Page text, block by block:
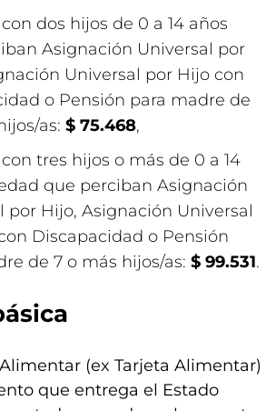
dos hijos de 0 a 14 años
Asignación Universal por
Universal por Hijo con
o Pensión para madre de
as: $ 75.468,
tres hijos o más de 0 a 14
que perciban Asignación
por Hijo, Asignación Universal
Discapacidad o Pensión
de 7 o más hijos/as: $ 99.531.
(ex Tarjeta Alimentar)
que entrega el Estado